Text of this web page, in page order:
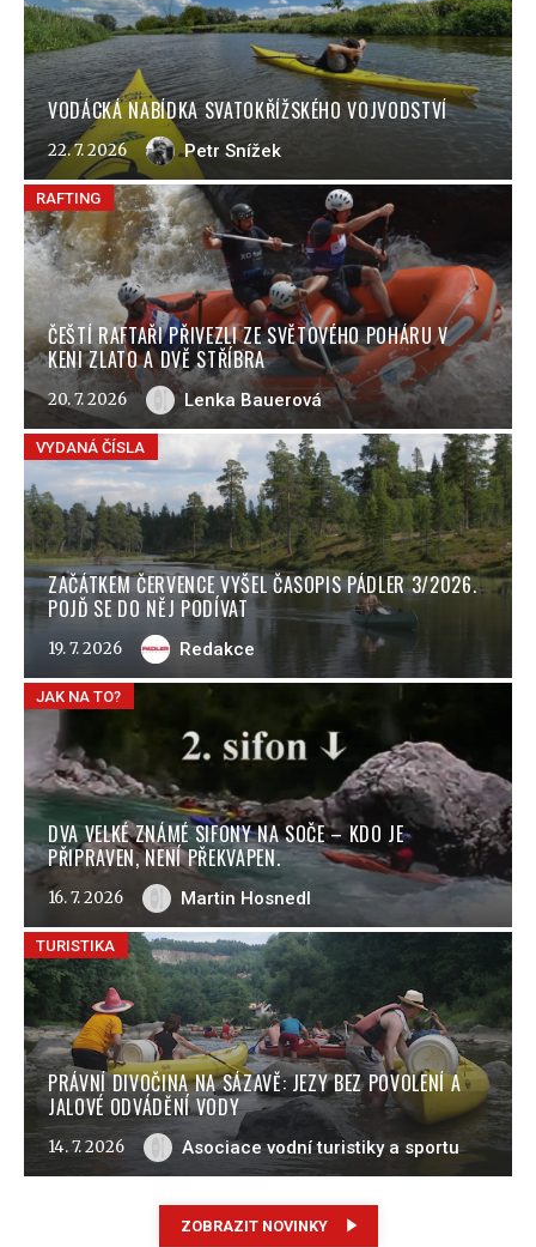
VODÁCKÁ NABÍDKA SVATOKŘÍŽSKÉHO VOJVODSTVÍ
22. 7. 2026 Petr Snížek
RAFTING
ČEŠTÍ RAFTAŘI PŘIVEZLI ZE SVĚTOVÉHO POHÁRU V
KENI ZLATO A DVĚ STŘÍBRA
20. 7. 2026 Lenka Bauerová
VYDANÁ ČÍSLA
ZAČÁTKEM ČERVENCE VYŠEL ČASOPIS PÁDLER 3/2026.
POJĎ SE DO NĚJ PODÍVAT
19. 7. 2026 Redakce
JAK NA TO?
DVA VELKÉ ZNÁMÉ SIFONY NA SOČE – KDO JE
PŘIPRAVEN, NENÍ PŘEKVAPEN.
16. 7. 2026 Martin Hosnedl
TURISTIKA
PRÁVNÍ DIVOČINA NA SÁZAVĚ: JEZY BEZ POVOLENÍ A
JALOVÉ ODVÁDĚNÍ VODY
14. 7. 2026 Asociace vodní turistiky a sportu
ZOBRAZIT NOVINKY